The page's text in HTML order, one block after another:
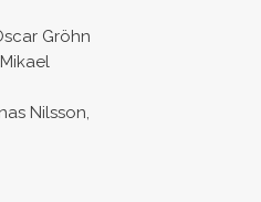
Gröhn
Nilsson,